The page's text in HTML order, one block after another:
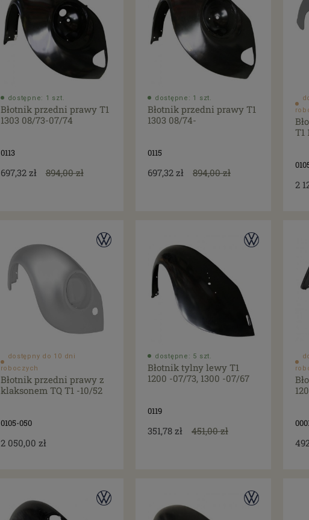
dostępne: 1 szt.
Błotnik przedni prawy T1
1303 08/73-07/74
0113
697,32 zł 894,00 zł
dostępne: 1 szt.
Błotnik przedni prawy T1
1303 08/74-
0115
697,32 zł 894,00 zł
T1
2
dostępny do 10 dni
roboczych
Błotnik przedni prawy z
klaksonem TQ T1 -10/52
0105-050
2 050,00 zł
dostępne: 5 szt.
Błotnik tylny lewy T1
1200 -07/73, 1300 -07/67
0119
351,78 zł 451,00 zł